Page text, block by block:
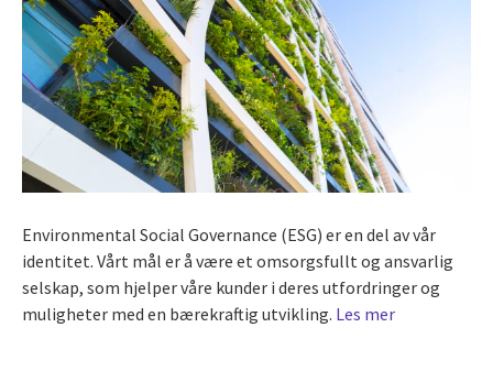
Environmental Social Governance (ESG) er en del av vår
identitet. Vårt mål er å være et omsorgsfullt og ansvarlig
selskap, som hjelper våre kunder i deres utfordringer og
muligheter med en bærekraftig utvikling. Les mer